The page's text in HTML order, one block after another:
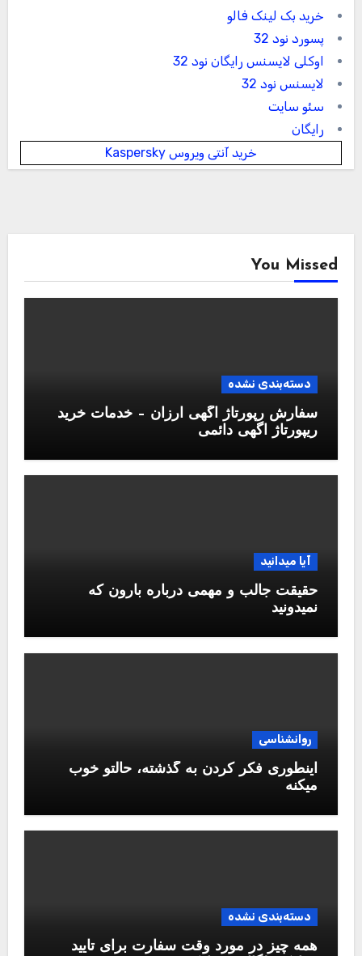
خرید بک لینک فالو
پسورد نود 32
اوکلی لایسنس رایگان نود 32
لایسنس نود 32
سئو سایت
رایگان
خرید آنتی ویروس Kaspersky
You Missed
دسته‌بندی نشده
سفارش رپورتاژ آگهی ارزان – خدمات خرید
ریپورتاژ اگهی دائمی
آیا میدانید
حقیقت جالب و مهمی درباره بارون که
نمیدونید
روانشناسی
اینطوری فکر کردن به گذشته، حالتو خوب
میکنه
دسته‌بندی نشده
همه چیز در مورد وقت سفارت برای تایید